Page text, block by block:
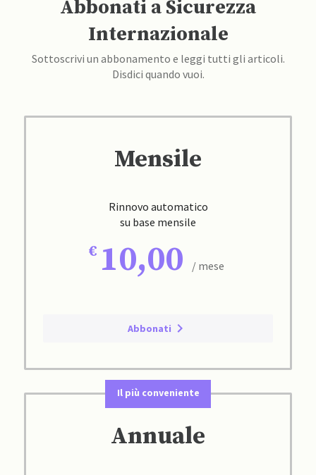
Abbonati a Sicurezza
Internazionale
Sottoscrivi un abbonamento e leggi tutti gli articoli.
Disdici quando vuoi.
Mensile
Rinnovo automatico
su base mensile
10,00 / mese
Abbonati
Il più conveniente
Annuale